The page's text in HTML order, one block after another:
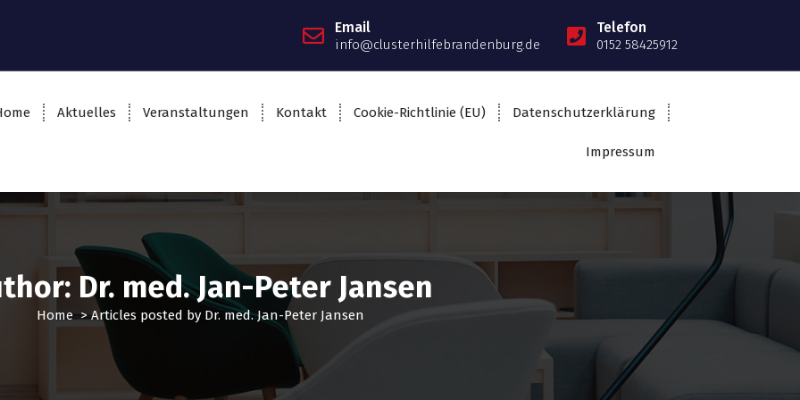
Email
info@clusterhilfebrandenburg.de
Telefon
0152 58425912
Aktuelles Veranstaltungen Kontakt Cookie-Richtlinie (EU) Datenschutzerklärung
Impressum
Dr. med. Jan-Peter Jansen
Home>Articles posted by Dr. med. Jan-Peter Jansen